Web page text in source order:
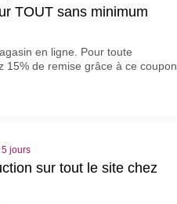
TOUT sans minimum
en ligne. Pour toute
15% de remise grâce à ce coupon
jours
sur tout le site chez